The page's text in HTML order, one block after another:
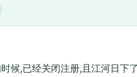
候,已经关闭注册,且江河日下